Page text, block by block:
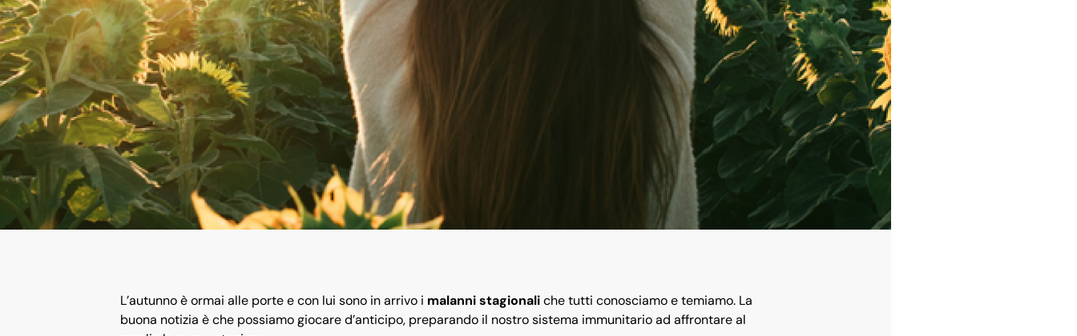
L’autunno è ormai alle porte e con lui sono in arrivo i malanni stagionaliche tutti conosciamo e temiamo. La
buona notizia è che possiamo giocare d’anticipo, preparando il nostro sistema immunitario ad affrontare al